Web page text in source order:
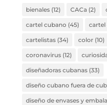
bienales(12) CACa (2)
cartel cubano (45) cartel
cartelistas(34) color(10)
coronavirus(12)
diseñadoras cubanas(33)
diseño cubano fuera de
diseño de envases y